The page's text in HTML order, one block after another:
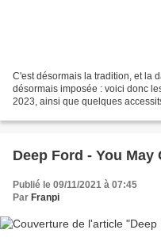
C'est désormais la tradition, et la
désormais imposée : voici donc
2023, ainsi que quelques
Deep Ford - You May
Publié le 09/11/2021 à 07:45
Par Franpi